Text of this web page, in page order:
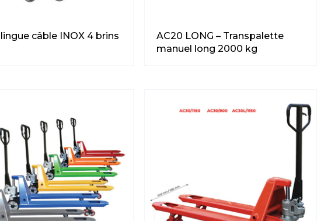
câble INOX 4 brins
AC20 LONG – Transpalette
manuel long 2000 kg